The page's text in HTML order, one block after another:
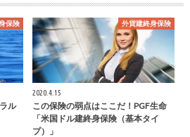
保険
ル
外貨建終身保険
2020.4.15
この保険の弱点はここだ！PGF生命
「米国ドル建終身保険（基本タイ
プ）」